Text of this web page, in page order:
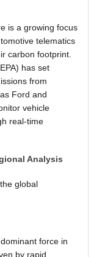
is a growing focus
telematics
carbon footprint.
has set
from
Ford and
vehicle
real-time
Analysis
global
force in
by rapid